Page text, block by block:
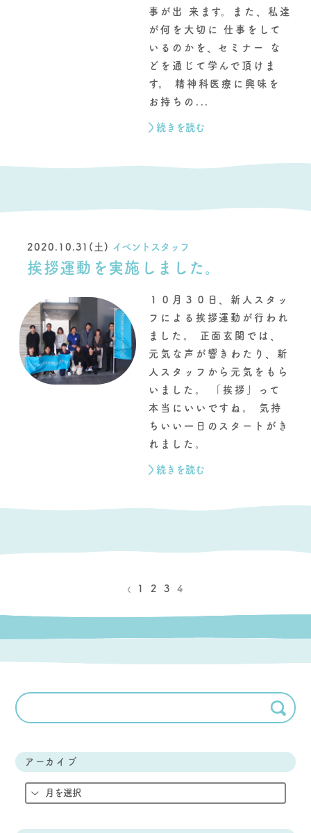
事が出 来ます。また、私達
が何を大切に 仕事をして
いるのかを、セミナー な
どを通じて学んで頂けま
す。 精神科医療に興味を
お持ちの...
続きを読む
2020.10.31(土) イベントスタッフ
挨拶運動を実施しました。
１０月３０日、新人スタッ
フによる挨拶運動が行われ
ました。 正面玄関では、
元気な声が響きわたり、新
人スタッフから元気をもら
いました。 「挨拶」って
本当にいいですね。 気持
ちいい一日のスタートがき
れました。
続きを読む
1 2 3 4
アーカイブ